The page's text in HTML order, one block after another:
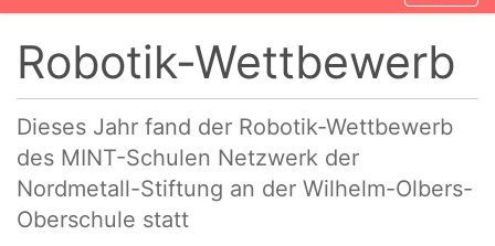
Robotik-Wettbewerb
Dieses Jahr fand der Robotik-Wettbewerb
des MINT-Schulen Netzwerk der
Nordmetall-Stiftung an der Wilhelm-Olbers-
Oberschule statt